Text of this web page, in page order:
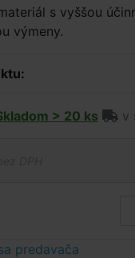
s vyššou
výmeny.
> 20 ks v
predavača